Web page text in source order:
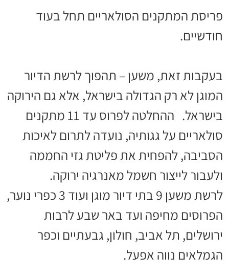
פריסת המתקנים הסולאריים תחל בעוד
חודשיים.
בעקבות זאת, משען – תהפוך לרשת הדיור
המוגן לא רק הגדולה בישראל, אלא גם הירוקה
בישראל. ההחלטה לפרוס עד 11 מתקנים
סולאריים על גגותיה, נועדה לתרום לאיכות
הסביבה, להפחית את פליטת גזי החממה
ולעבור לייצור חשמל מאנרגיה ירוקה.
לרשת משען 9 בתי דיור מוגן ועוד 3 כפרי נוער,
הפרוסים מחיפה ועד באר שבע לרבות
ירושלים, תל אביב, חולון, גבעתיים וכפר
הגמלאים נווה אפעל.